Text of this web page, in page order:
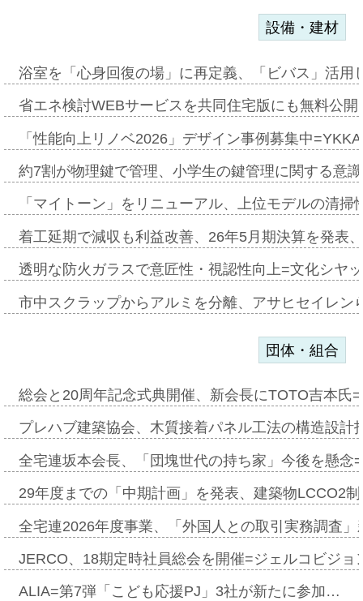
設備・建材
浴室を「心身回復の場」に再定義、「ビバス」活
省エネ検討WEBサービスを共同住宅版にも無料公
「性能向上リノベ2026」デザイン事例募集中
約7割が物理鍵で管理、小学生の鍵管理に関する意
「マイトーン」をリニューアル、上位モデルの清
着工延期で減収も利益改善、26年5月期決算を発表
透明な防火ガラスで意匠性・視認性向上=文化シヤ
市中スクラップからアルミを分離、アサヒセイレ
団体・組合
総会と20周年記念式典開催、新会長にTOTO吉本氏
プレハブ建築協会、木質接着パネル工法の構造設
全宅連坂本会長、「団塊世代の持ち家」今後を懸
29年度までの「中期計画」を発表、建築物LCCO2
全宅連2026年度事業、「外国人との取引実務調査
JERCO、18期定時社員総会を開催=ジェルコビジ
ALIA=第7弾「こども応援PJ」3社が新たに参加…